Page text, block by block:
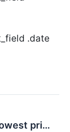
.date
Omnibus — show the lowest price